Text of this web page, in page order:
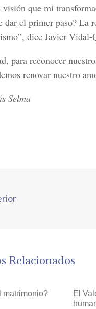
visión que mi
dar el primer paso? La
dice Javier Vidal-
para reconocer
renovar nuestro
Selma
Relacionados
matrimonio?
El